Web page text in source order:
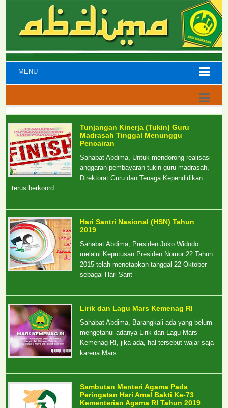
MENU
Tunjangan Kinerja (Tukin) Guru
Madrasah Tinggal Menunggu
Pencairan
Sahabat Abdima, Untuk mendorong realisasi
anggaran pembayaran tukin guru madrasah,
Direktorat Guru dan Tenaga Kependidikan
terus berkoord
Hari Santri Nasional (HSN) Tahun
2019
Sahabat Abdima, Presiden Joko Widodo
melalui Keputusan Presiden Nomor 22 Tahun
2015 telah menetapkan tanggal 22 Oktober
sebagai Hari Sant
Lirik dan Lagu Mars Kemenag RI
Sahabat Abdima, Barangkali ada yang belum
mengetahui adanya Lirik dan Lagu Mars
Kemenag RI, jika ada, hal tersebut wajar saja
karena Mars
Sambutan Menteri Agama Pada
Peringatan Hari Amal Bakti Ke-73
Kementerian Agama RI Tahun 2019